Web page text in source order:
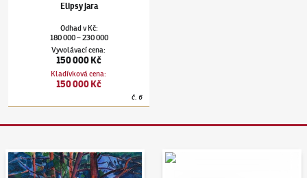
Elipsy jara
Odhadv Kč:
180 000–230 000
Vyvolávací cena:
150 000 Kč
Kladívková cena:
150 000 Kč
č.6
Aukční den 95 Dražit online - Artslimit